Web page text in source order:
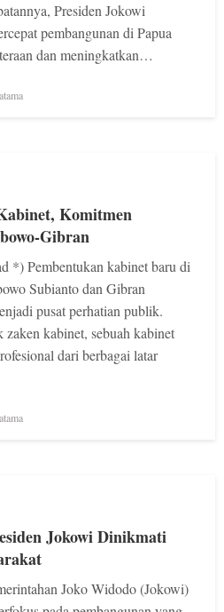
Presiden Jokowi
pembangunan di Papua
dan meningkatkan…
Komitmen
Gibran
*) Pembentukan kabinet baru di
Subianto dan Gibran
pusat perhatian publik.
kabinet, sebuah kabinet
dari berbagai latar
Jokowi Dinikmati
Joko Widodo (Jokowi)